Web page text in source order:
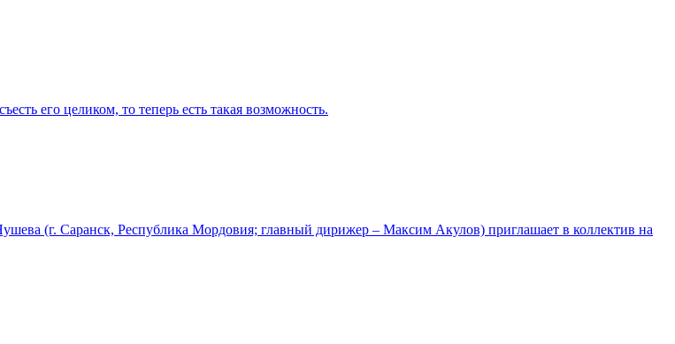
его целиком, то теперь есть такая возможность.
(г. Саранск, Республика Мордовия; главный дирижер – Максим Акулов) приглашает в коллектив на